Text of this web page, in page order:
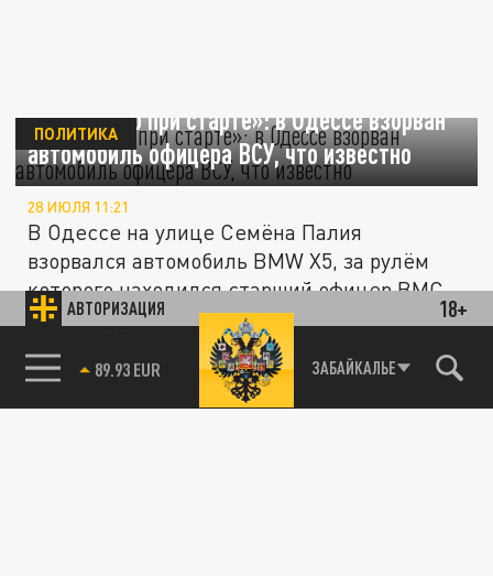
АВТОРИЗАЦИЯ 18+
85.64 BRENT ЗАБАЙКАЛЬЕ
«Сработало при старте»: в Одессе взорван
автомобиль офицера ВСУ, что известно
ПОЛИТИКА
28 ИЮЛЯ 11:21
В Одессе на улице Семёна Палия
взорвался автомобиль BMW X5, за рулём
которого находился старший офицер ВМС...
СВО